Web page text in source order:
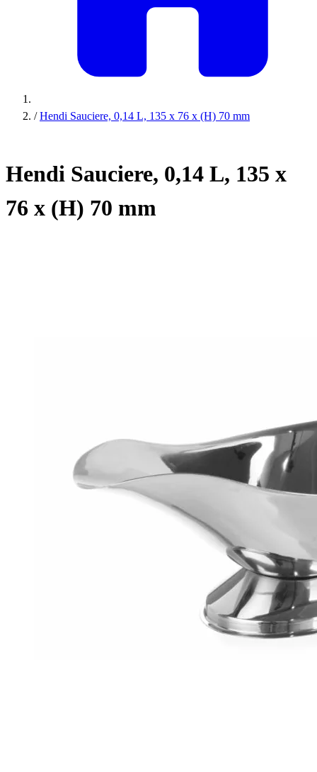
/ Hendi Sauciere, 0,14 L, 135 x 76 x (H) 70 mm
Hendi Sauciere, 0,14 L, 135 x
76 x (H) 70 mm